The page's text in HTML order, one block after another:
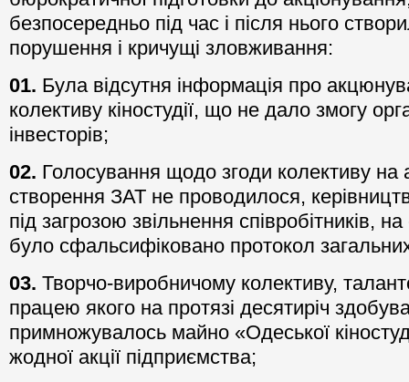
безпосередньо під час і після нього
порушення і кричущі зловживання:
01. Була відсутня інформація про
колективу кіностудії, що не дало змогу
інвесторів;
02. Голосування щодо згоди колективу на
створення ЗАТ не проводилося,
під загрозою звільнення співробітників,
було сфальсифіковано протокол
03. Творчо-виробничому колективу,
працею якого на протязі десятиріч
примножувалось майно «Одеської
жодної акції підприємства;